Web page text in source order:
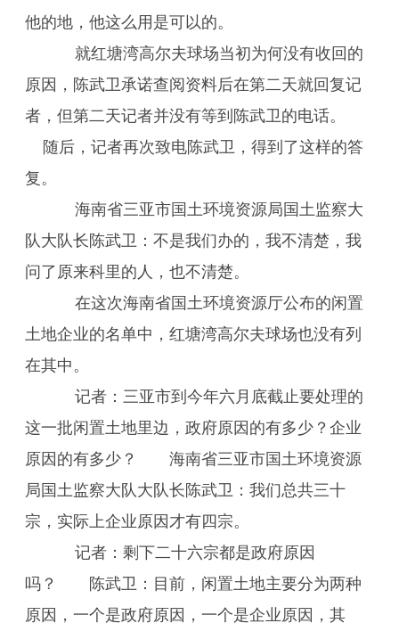
他的地，他这么用是可以的。
就红塘湾高尔夫球场当初为何没有收回的
原因，陈武卫承诺查阅资料后在第二天就回复记
者，但第二天记者并没有等到陈武卫的电话。
随后，记者再次致电陈武卫，得到了这样的答
复。
海南省三亚市国土环境资源局国土监察大
队大队长陈武卫：不是我们办的，我不清楚，我
问了原来科里的人，也不清楚。
在这次海南省国土环境资源厅公布的闲置
土地企业的名单中，红塘湾高尔夫球场也没有列
在其中。
记者：三亚市到今年六月底截止要处理的
这一批闲置土地里边，政府原因的有多少？企业
原因的有多少？ 海南省三亚市国土环境资源
局国土监察大队大队长陈武卫：我们总共三十
宗，实际上企业原因才有四宗。
记者：剩下二十六宗都是政府原因
吗？ 陈武卫：目前，闲置土地主要分为两种
原因，一个是政府原因，一个是企业原因，其